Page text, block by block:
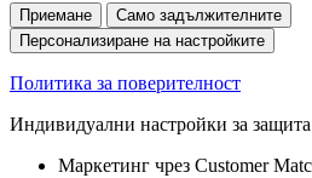
Приемане
Само задължителните
Персонализиране на настройките
Политика за поверителност
Индивидуални настройки за
Маркетинг чрез Customer